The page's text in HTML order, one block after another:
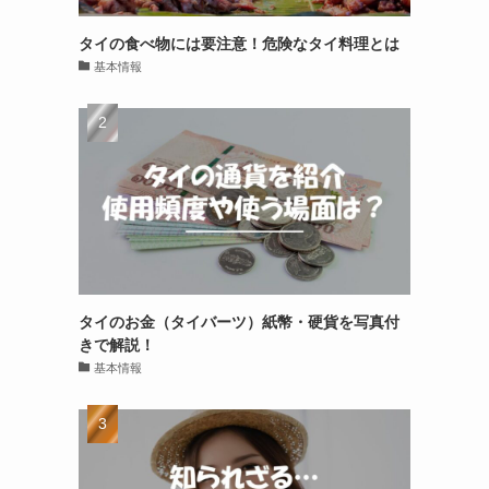
タイの食べ物には要注意！危険なタイ料理とは
基本情報
タイのお金（タイバーツ）紙幣・硬貨を写真付
きで解説！
基本情報